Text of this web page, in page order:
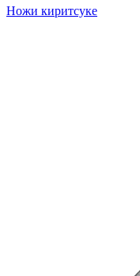
Ножи киритсуке